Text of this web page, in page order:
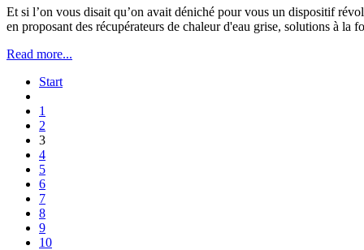
Et si l’on vous disait qu’on avait déniché pour vous un dispositif
en proposant des récupérateurs de chaleur d'eau grise, solutions à la
Read more...
Start
1
2
3
4
5
6
7
8
9
10